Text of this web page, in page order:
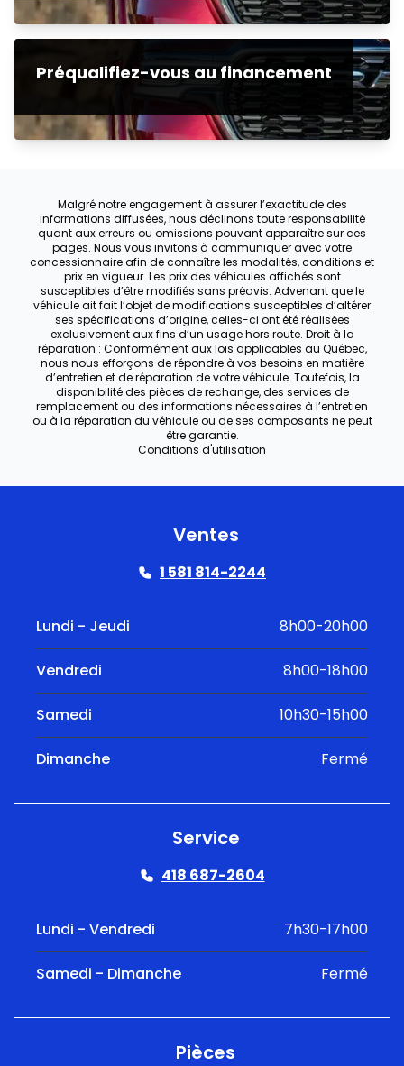
Préqualifiez-vous au financement
Malgré notre engagement à assurer l’exactitude des
informations diffusées, nous déclinons toute responsabilité
quant aux erreurs ou omissions pouvant apparaître sur ces
pages. Nous vous invitons à communiquer avec votre
concessionnaire afin de connaître les modalités, conditions et
prix en vigueur. Les prix des véhicules affichés sont
susceptibles d’être modifiés sans préavis. Advenant que le
véhicule ait fait l’objet de modifications susceptibles d’altérer
ses spécifications d’origine, celles-ci ont été réalisées
exclusivement aux fins d’un usage hors route. Droit à la
réparation : Conformément aux lois applicables au Québec,
nous nous efforçons de répondre à vos besoins en matière
d’entretien et de réparation de votre véhicule. Toutefois, la
disponibilité des pièces de rechange, des services de
remplacement ou des informations nécessaires à l’entretien
ou à la réparation du véhicule ou de ses composants ne peut
être garantie.
Conditions d'utilisation
Ventes
1 581 814-2244
Lundi - Jeudi 8h00-20h00
Vendredi 8h00-18h00
Samedi 10h30-15h00
Dimanche Fermé
Service
418 687-2604
Lundi - Vendredi 7h30-17h00
Samedi - Dimanche Fermé
Pièces